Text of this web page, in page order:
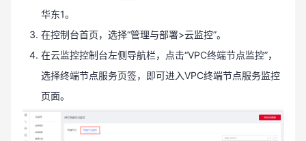
华东1。
在控制台首页，选择“管理与部署>云监控”。
在云监控控制台左侧导航栏，点击“VPC终端节点监控”，
选择终端节点服务页签，即可进入VPC终端节点服务监控
页面。